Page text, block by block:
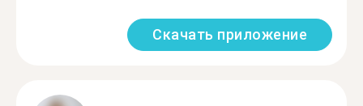
Скачать приложение